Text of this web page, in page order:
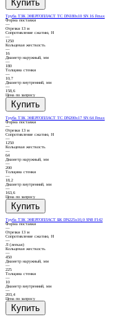
Труба ТЗК ЭНЕРГОПЛАСТ ТС DN180х10 SN 16 Fmax
Форма поставки
—
Отрезки 13 м
Сопротивление сжатию, Н
—
1250
Кольцевая жесткость
—
16
Диаметр наружный, мм
—
180
Толщина стенки
—
10,7
Диаметр внутренний, мм
—
158,6
Цена по запросу
Труба ТЗК ЭНЕРГОПЛАСТ ТС DN200х17 SN 64 Fmax
Форма поставки
—
Отрезки 13 м
Сопротивление сжатию, Н
—
1250
Кольцевая жесткость
—
64
Диаметр наружный, мм
—
200
Толщина стенки
—
18,2
Диаметр внутренний, мм
—
163,6
Цена по запросу
Труба ТЗК ЭНЕРГОПЛАСТ БК DN225х10,0 SN8 F142
Форма поставки
—
Отрезки 13 м
Сопротивление сжатию, Н
—
Л (легкая)
Кольцевая жесткость
—
450
Диаметр наружный, мм
—
225
Толщина стенки
—
10
Диаметр внутренний, мм
—
203,4
Цена по запросу